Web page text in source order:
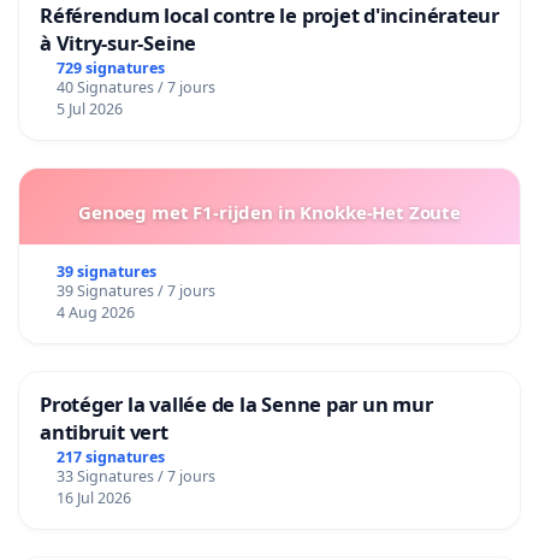
Référendum local contre le projet d'incinérateur
à Vitry-sur-Seine
729 signatures
40 Signatures / 7 jours
5 Jul 2026
Genoeg met F1-rijden in Knokke-Het Zoute
39 signatures
39 Signatures / 7 jours
4 Aug 2026
Protéger la vallée de la Senne par un mur
antibruit vert
217 signatures
33 Signatures / 7 jours
16 Jul 2026